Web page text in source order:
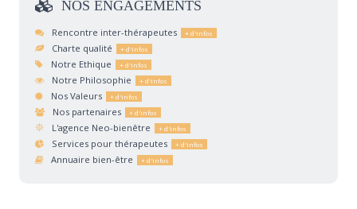
NOS ENGAGEMENTS
Rencontre inter-thérapeutes
Charte qualité
Notre Ethique
Notre Philosophie
Nos Valeurs
Nos partenaires
L'agence Neo-bienêtre
Services pour thérapeutes
Annuaire bien-être